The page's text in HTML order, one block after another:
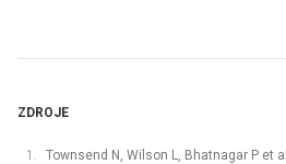
ZDROJE
Townsend N, Wilson L, Bhatnagar P et